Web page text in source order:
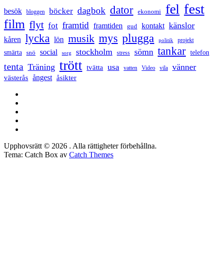
besök bloggen böcker dagbok dator ekonomi fel fest
film flyt fot framtid framtiden gud kontakt känslor
kåren lycka lön musik mys plugga politik projekt
smärta snö social sorg stockholm stress sömn tankar telefon
tenta Träning trött tvätta usa vatten Video vila vänner
västerås ångest åsikter
Upphovsrätt © 2026 . Alla rättigheter förbehållna.
Tema: Catch Box av Catch Themes